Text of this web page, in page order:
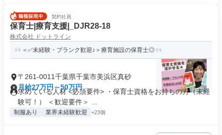
契約社員
保育士|療育支援|_DJR28-18
株式会社 ドットライン
＜✅未経験・ブランク歓迎♪＞療育施設の保育士◎
〒261-0011千葉県千葉市美浜区真砂
月給27万円～50万円
求めている人材 <必須要件> ・保育士資格をお持ちの方（未経
験可！） ＜歓迎要件＞ ...
制服あり 業界未経験歓迎 +23個